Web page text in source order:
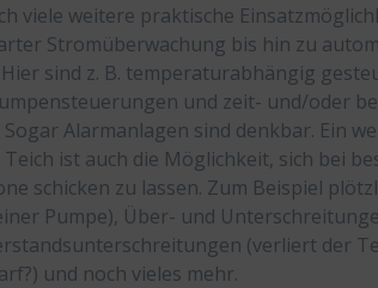
viele weitere praktische
Stromüberwachung bis hin zu
sind z. B. temperaturabhängig
und zeit- und/oder
Alarmanlagen sind denkbar. Ein
ist auch die Möglichkeit, sich bei
schicken zu lassen. Zum Beispiel
Pumpe), Über- und
(verliert der
und noch vieles mehr.